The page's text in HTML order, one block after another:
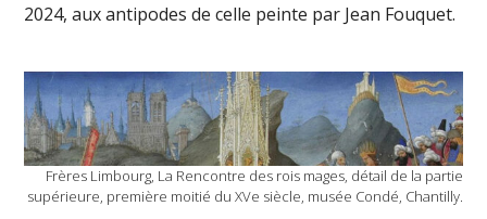
2024, aux antipodes de celle peinte par Jean Fouquet.
Frères Limbourg, La Rencontre des rois mages, détail de la partie
supérieure, première moitié du XVe siècle, musée Condé, Chantilly.